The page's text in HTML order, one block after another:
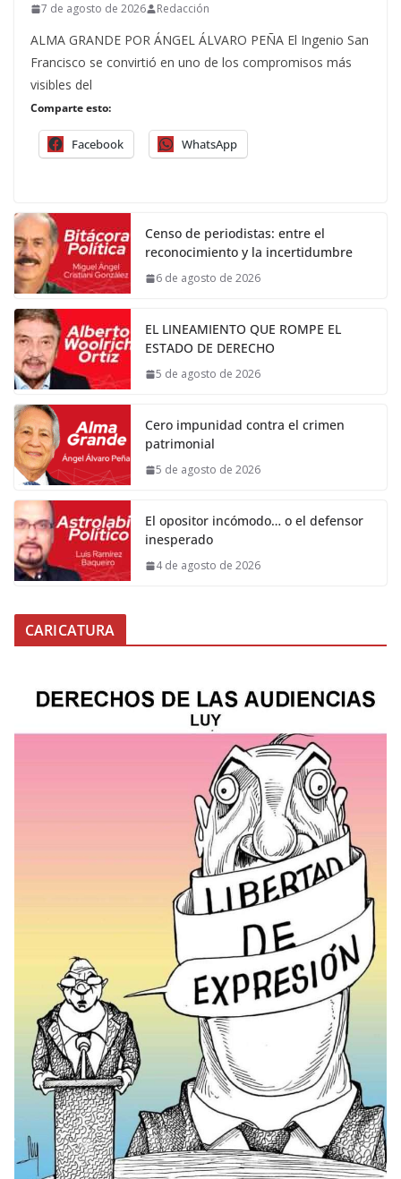
7 de agosto de 2026 Redacción
ALMA GRANDE POR ÁNGEL ÁLVARO PEÑA El Ingenio San
Francisco se convirtió en uno de los compromisos más
visibles del
Comparte esto:
Facebook WhatsApp
Censo de periodistas: entre el
reconocimiento y la incertidumbre
6 de agosto de 2026
EL LINEAMIENTO QUE ROMPE EL
ESTADO DE DERECHO
5 de agosto de 2026
Cero impunidad contra el crimen
patrimonial
5 de agosto de 2026
El opositor incómodo… o el defensor
inesperado
4 de agosto de 2026
CARICATURA